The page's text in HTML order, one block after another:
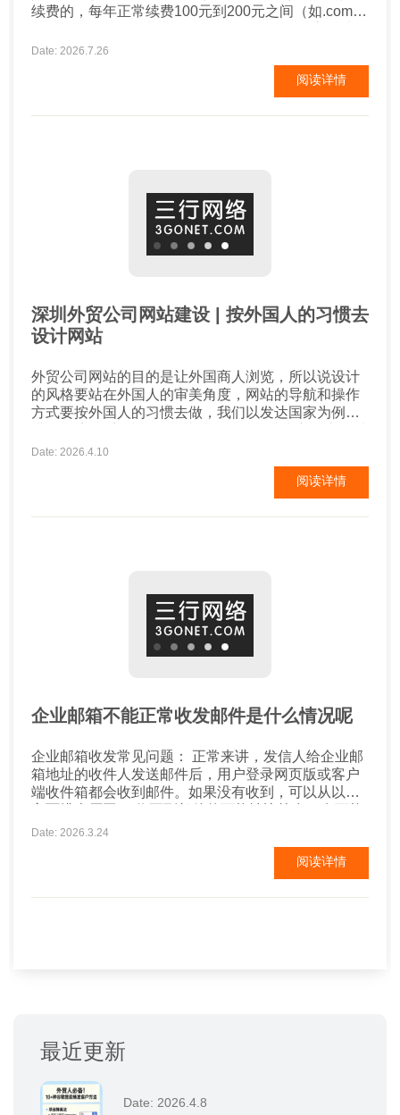
续费的，每年正常续费100元到200元之间（如.com
第二、空间 空间也称之为服务器，这个要看企业网站
的类型了，需求量有多少，配置也需要考虑，费用多
少不一，不过一般正常的企业网站，空间费用差不多
Date: 2026.7.26
阅读详情
深圳外贸公司网站建设 | 按外国人的习惯去
设计网站
外贸公司网站的目的是让外国商人浏览，所以说设计
的风格要站在外国人的审美角度，网站的导航和操作
方式要按外国人的习惯去做，我们以发达国家为例来
白蓝等浅色为主，白色为底；用不同深度的颜色划分
网站的各个区域。网站整体看上去要简单大方，图文
要有理有据，网站的颜色不要太鲜艳，也不喜欢太多
重...
Date: 2026.4.10
阅读详情
企业邮箱不能正常收发邮件是什么情况呢
企业邮箱收发常见问题： 正常来讲，发信人给企业邮
箱地址的收件人发送邮件后，用户登录网页版或客户
端收件箱都会收到邮件。如果没有收到，可以从以下
是发件方的原因，也可能是收件方的原因。首先联系
发件人核实信件发送情况，确认发信方的发送状态是
人地址是否正确，并尝试重新发送。如有退信...
Date: 2026.3.24
阅读详情
最近更新
Date: 2026.4.8